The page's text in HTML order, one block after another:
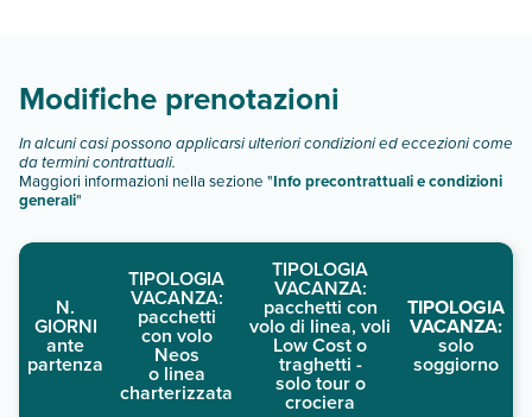
numero riportato nella conferma della prenotazione. Le
pulizie sono a cura di un servizio professionale.
Modifiche prenotazioni
In alcuni casi possono applicarsi ulteriori condizioni ed eccezioni come
da termini contrattuali.
Maggiori informazioni nella sezione "Info precontrattuali e condizioni
generali"
N.
GIORNI
ante
partenza
TIPOLOGIA
VACANZA:
pacchetti
con volo
Neos
o linea
charterizzata
TIPOLOGIA
VACANZA:
pacchetti con
volo di linea, voli
Low Cost o
traghetti -
solo tour o
crociera
TIPOLOGIA
VACANZA:
solo
soggiorno